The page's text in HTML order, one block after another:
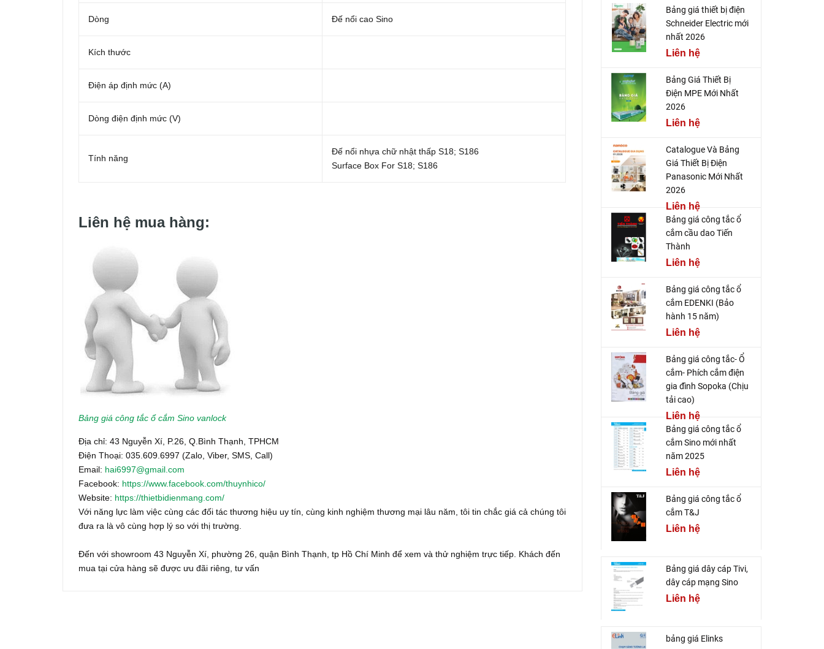
Dòng Đế nổi cao Sino
Kích thước
Điện áp định mức (A)
Dòng điện định mức (V)
Tính năng
Đế nổi nhựa chữ nhật thấp S18; S186
Surface Box For S18; S186
Liên hệ mua hàng:
Bảng giá công tắc ổ cắm Sino vanlock
Địa chỉ: 43 Nguyễn Xí, P.26, Q.Bình Thạnh, TPHCM
Điện Thoại: 035.609.6997 (Zalo, Viber, SMS, Call)
Email: hai6997@gmail.com
Facebook: https://www.facebook.com/thuynhico/
Website: https://thietbidienmang.com/
Với năng lực làm việc cùng các đối tác thương hiệu uy tín, cùng kinh nghiệm thương mại lâu năm, tôi tin chắc giá cả chúng tôi
đưa ra là vô cùng hợp lý so với thị trường.
Đến với showroom 43 Nguyễn Xí, phường 26, quận Bình Thạnh, tp Hồ Chí Minh để xem và thử nghiệm trực tiếp. Khách đến
mua tại cửa hàng sẽ được ưu đãi riêng, tư vấn
Bảng giá thiết bị điện
Schneider Electric mới
nhất 2026
Liên hệ
Bảng Giá Thiết Bị
Điện MPE Mới Nhất
2026
Liên hệ
Catalogue Và Bảng
Giá Thiết Bị Điện
Panasonic Mới Nhất
2026
Liên hệ
Bảng giá công tắc ổ
cắm cầu dao Tiến
Thành
Liên hệ
Bảng giá công tắc ổ
cắm EDENKI (Bảo
hành 15 năm)
Liên hệ
Bảng giá công tắc- Ổ
cắm- Phích cắm điện
gia đình Sopoka (Chịu
tải cao)
Liên hệ
Bảng giá công tắc ổ
cắm Sino mới nhất
năm 2025
Liên hệ
Bảng giá công tắc ổ
cắm T&J
Liên hệ
Bảng giá dây cáp Tivi,
dây cáp mạng Sino
Liên hệ
bảng giá Elinks